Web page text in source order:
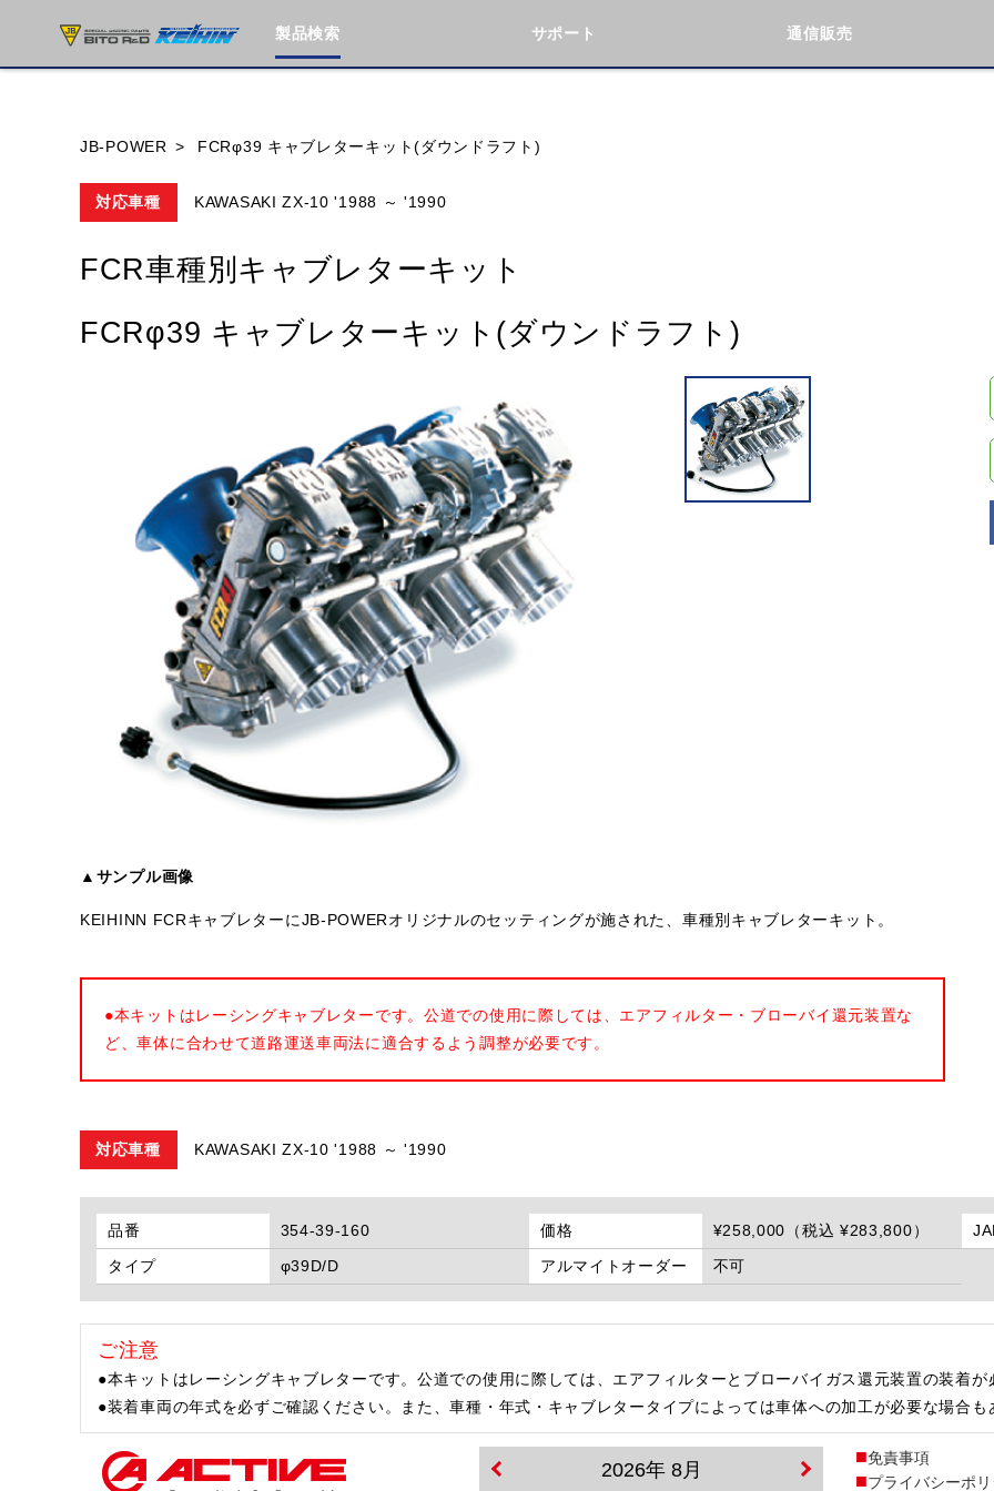
製品検索 サポート 通信販売
閉じる
JB-POWER FCRφ39 キャブレターキット(ダウンドラフト)
対応車種 KAWASAKI ZX-10 '1988 ～ '1990
FCR車種別キャブレターキット
FCRφ39 キャブレターキット(ダウンドラフト)
▲サンプル画像
KEIHINN FCRキャブレターにJB-POWERオリジナルのセッティングが施された、車種別キャブレターキット。
●本キットはレーシングキャブレターです。公道での使用に際しては、エアフィルター・ブローバイ還元装置な
ど、車体に合わせて道路運送車両法に適合するよう調整が必要です。
対応車種 KAWASAKI ZX-10 '1988 ～ '1990
品番 354-39-160 価格 ¥258,000（税込 ¥283,800）
タイプ
φ39D/D アルマイトオーダー 不可
ご注意
●本キットはレーシングキャブレターです。公道での使用に際しては、エアフィルターとブローバイガス還元装置の装着が
●装着車両の年式を必ずご確認ください。また、車種・年式・キャブレタータイプによっては車体への加工が必要な場合
2026年 8月
免責事項
プライバシーポ